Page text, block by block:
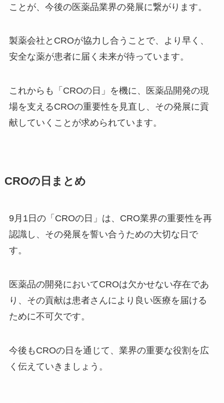
ことが、今後の医薬品業界の発展に繋がります。
製薬会社とCROが協力し合うことで、より早く、
安全な薬が患者に届く未来が待っています。
これからも「CROの日」を機に、医薬品開発の現
場を支えるCROの重要性を見直し、その発展に貢
献していくことが求められています。
CROの日まとめ
9月1日の「CROの日」は、CRO業界の重要性を再
認識し、その発展を誓い合うための大切な日で
す。
医薬品の開発においてCROは欠かせない存在であ
り、その貢献は患者さんにより良い医療を届ける
ために不可欠です。
今後もCROの日を通じて、業界の重要な役割を広
く伝えていきましょう。